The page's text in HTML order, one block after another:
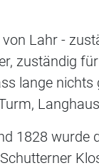
Lahr -
zuständig
lange
1828 wurde